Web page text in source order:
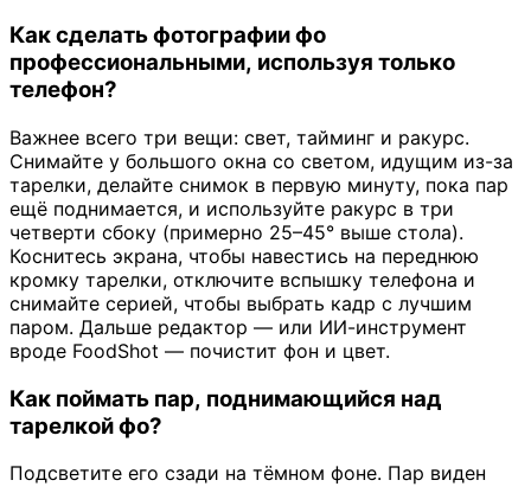
Как сделать фотографии фо
профессиональными, используя только
телефон?
Важнее всего три вещи: свет, тайминг и ракурс.
Снимайте у большого окна со светом, идущим из-за
тарелки, делайте снимок в первую минуту, пока пар
ещё поднимается, и используйте ракурс в три
четверти сбоку (примерно 25–45° выше стола).
Коснитесь экрана, чтобы навестись на переднюю
кромку тарелки, отключите вспышку телефона и
снимайте серией, чтобы выбрать кадр с лучшим
паром. Дальше редактор — или ИИ-инструмент
вроде FoodShot — почистит фон и цвет.
Как поймать пар, поднимающийся над
тарелкой фо?
Подсветите его сзади на тёмном фоне. Пар виден